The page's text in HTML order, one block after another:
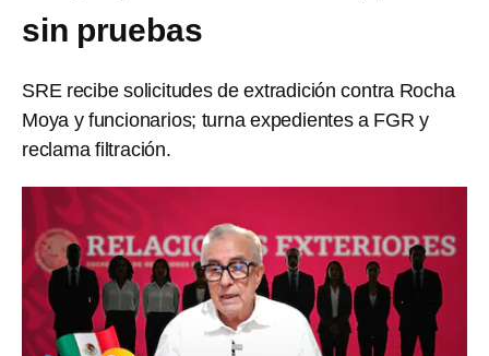
sin pruebas
SRE recibe solicitudes de extradición contra Rocha
Moya y funcionarios; turna expedientes a FGR y
reclama filtración.